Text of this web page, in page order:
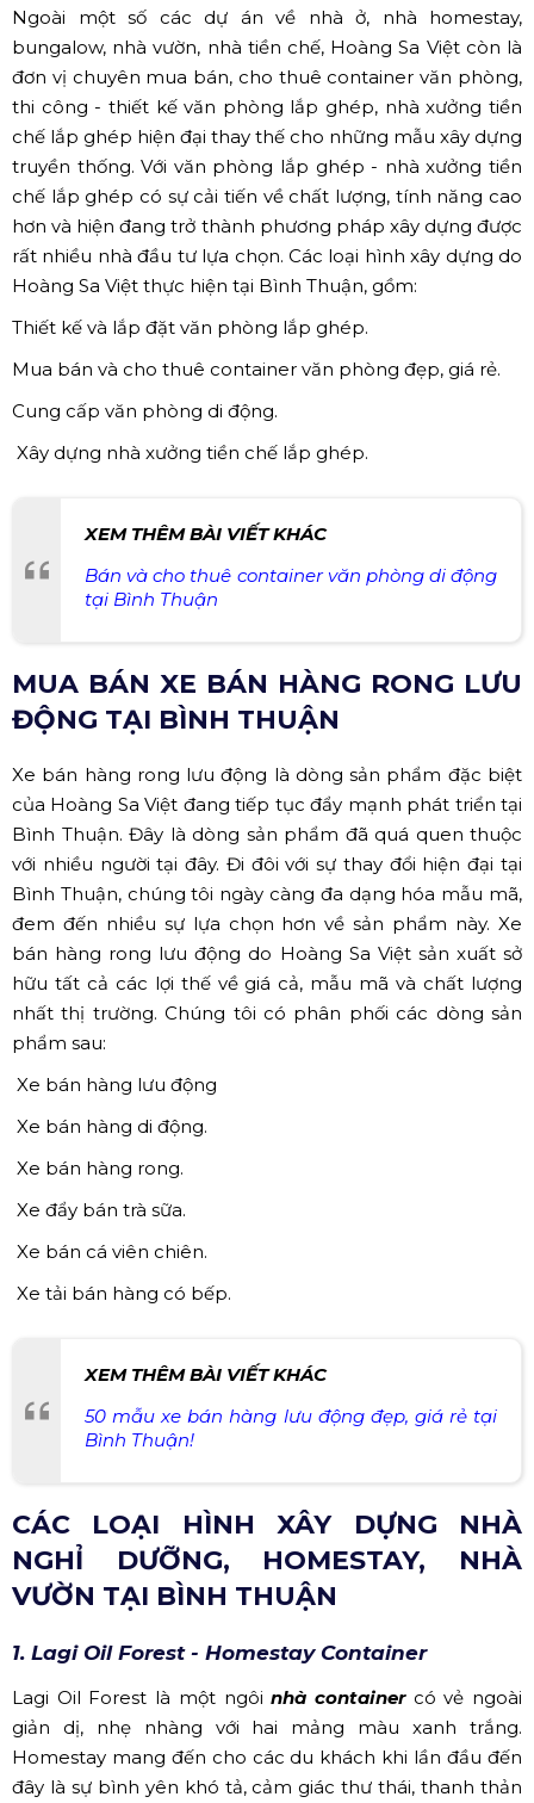
Ngoài một số các dự án về nhà ở, nhà homestay,
bungalow, nhà vườn, nhà tiền chế, Hoàng Sa Việt còn là
đơn vị chuyên mua bán, cho thuê container văn phòng,
thi công - thiết kế văn phòng lắp ghép, nhà xưởng tiền
chế lắp ghép hiện đại thay thế cho những mẫu xây dựng
truyền thống. Với văn phòng lắp ghép - nhà xưởng tiền
chế lắp ghép có sự cải tiến về chất lượng, tính năng cao
hơn và hiện đang trở thành phương pháp xây dựng được
rất nhiều nhà đầu tư lựa chọn. Các loại hình xây dựng do
Hoàng Sa Việt thực hiện tại Bình Thuận, gồm:
Thiết kế và lắp đặt văn phòng lắp ghép.
Mua bán và cho thuê container văn phòng đẹp, giá rẻ.
Cung cấp văn phòng di động.
​​​​​​​ Xây dựng nhà xưởng tiền chế lắp ghép.
XEM THÊM BÀI VIẾT KHÁC
Bán và cho thuê container văn phòng di động
tại Bình Thuận
MUA BÁN XE BÁN HÀNG RONG LƯU
ĐỘNG TẠI BÌNH THUẬN
Xe bán hàng rong lưu động là dòng sản phẩm đặc biệt
của Hoàng Sa Việt đang tiếp tục đẩy mạnh phát triển tại
Bình Thuận. Đây là dòng sản phẩm đã quá quen thuộc
với nhiều người tại đây. Đi đôi với sự thay đổi hiện đại tại
Bình Thuận, chúng tôi ngày càng đa dạng hóa mẫu mã,
đem đến nhiều sự lựa chọn hơn về sản phẩm này. Xe
bán hàng rong lưu động do Hoàng Sa Việt sản xuất sở
hữu tất cả các lợi thế về giá cả, mẫu mã và chất lượng
nhất thị trường. Chúng tôi có phân phối các dòng sản
phẩm sau:
​​​​​​​ Xe bán hàng lưu động
​​​​​​​ Xe bán hàng di động.
​​​​​​​ Xe bán hàng rong.
​​​​​​​ Xe đẩy bán trà sữa.
​​​​​​​ Xe bán cá viên chiên.
​​​​​​​ Xe tải bán hàng có bếp.
XEM THÊM BÀI VIẾT KHÁC
50 mẫu xe bán hàng lưu động đẹp, giá rẻ tại
Bình Thuận!
CÁC LOẠI HÌNH XÂY DỰNG NHÀ
NGHỈ DƯỠNG, HOMESTAY, NHÀ
VƯỜN TẠI BÌNH THUẬN
1. Lagi Oil Forest - Homestay Container
Lagi Oil Forest là một ngôinhà containercó vẻ ngoài
giản dị, nhẹ nhàng với hai mảng màu xanh trắng.
Homestay mang đến cho các du khách khi lần đầu đến
đây là sự bình yên khó tả, cảm giác thư thái, thanh thản